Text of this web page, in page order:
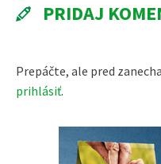
PRIDAJ
Prepáčte, ale pred
prihlásiť.